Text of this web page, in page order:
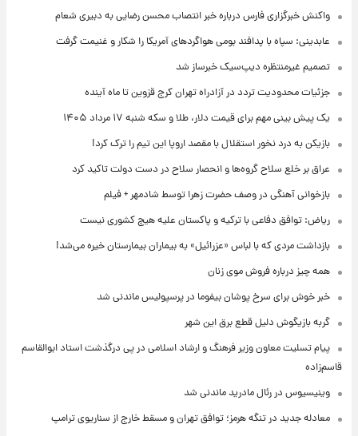
واکنش خبرگزاری فارس درباره خبر انتصاب محسن رضایی به دبیری شعام
عابدینی: سپاه با پدافند بومی هواگردهای آمریکا را شکار و غنیمت گرفت
تصمیم غیرمنتظره دیپ‌سیک خبرساز شد
جزئیات محدودیت تردد در آزادراه تهران کرج قزوین تا ماه آینده
یک پیش ‌بینی مهم برای قیمت دلار، طلا و سکه شنبه ۱۷ مرداد ۱۴۰۵
بازیکن به درد نخور استقلال با مقصد اروپا این تیم را ترک کرد!
عراق بر خلع سلاح گروه‌ها و انحصار سلاح در دست دولت تاکید کرد
بازخوانی آهنگی در وصف حضرت زهرا توسط شادمهر + فیلم
ریاض: توافق دفاعی با ترکیه و پاکستان علیه هیچ کشوری نیست
بازداشت مردی که با لباس «عزرائیل» به بیماران بیمارستان خیره می‌شد!
همه چیز درباره فروش موی زنان
خبر خوش برای سرخ پوشان بیفوما در پرسپولیس ماندنی شد
گربه بازیگوش دلیل قطع برق این شهر
پیام تسلیت معاون وزیر فرهنگ و ارشاد اسلامی در پی درگذشت استاد ابوالقاسم
قاسم‌زاده
وینیسیوس در رئال مادرید ماندنی شد
معادله جدید در تنگه هرمز؛ توافق تهران و مسقط خارج از سناریوی ترامپ